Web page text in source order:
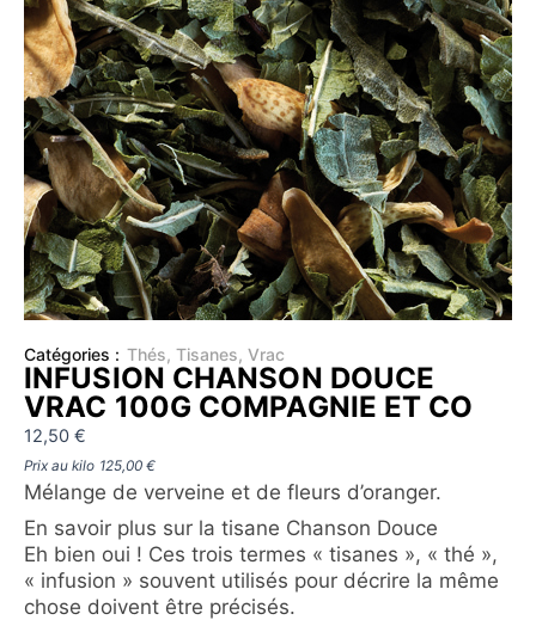
Catégories : Thés, Tisanes, Vrac
INFUSION CHANSON DOUCE
VRAC 100G COMPAGNIE ET CO
12,50 €
Prix au kilo 125,00 €
Mélange de verveine et de fleurs d’oranger.
En savoir plus sur la tisane Chanson Douce
Eh bien oui ! Ces trois termes « tisanes », « thé »,
« infusion » souvent utilisés pour décrire la même
chose doivent être précisés.